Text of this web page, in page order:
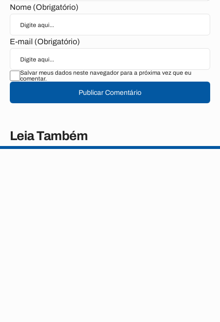
Nome (Obrigatório)
E-mail (Obrigatório)
Salvar meus dados neste navegador para a próxima vez que eu
comentar.
Publicar Comentário
Leia Também